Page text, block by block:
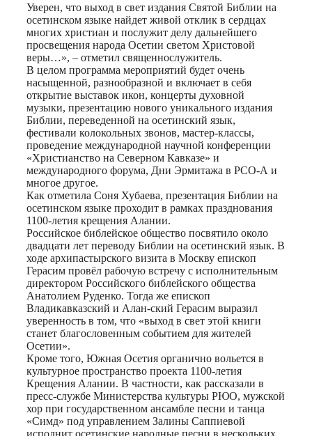
Уверен, что выход в свет издания Святой Библии на
осетинском языке найдет живой отклик в сердцах
многих христиан и послужит делу дальнейшего
просвещения народа Осетии светом Христовой
веры…», – отметил священнослужитель.
В целом программа мероприятий будет очень
насыщенной, разнообразной и включает в себя
открытие выставок икон, концерты духовной
музыки, презентацию нового уникального издания
Библии, переведенной на осетинский язык,
фестивали колокольных звонов, мастер-классы,
проведение международной научной конференции
«Христианство на Северном Кавказе» и
международного форума, Дни Эрмитажа в РСО-А и
многое другое.
Как отметила Соня Хубаева, презентация Библии на
осетинском языке проходит в рамках празднования
1100-летия крещения Алании.
Российское библейское общество посвятило около
двадцати лет переводу Библии на осетинский язык. В
ходе архипастырского визита в Москву епископ
Герасим провёл рабочую встречу с исполнительным
директором Российского библейского общества
Анатолием Руденко. Тогда же епископ
Владикавказский и Алан-ский Герасим выразил
уверенность в том, что «выход в свет этой книги
станет благословенным событием для жителей
Осетии».
Кроме того, Южная Осетия органично вольется в
культурное пространство проекта 1100-летия
Крещения Алании. В частности, как рассказали в
пресс-службе Министерства культуры РЮО, мужской
хор при государственном ансамбле песни и танца
«Симд» под управлением Залины Саппиевой
исполнит осетинские народные песни в нескольких